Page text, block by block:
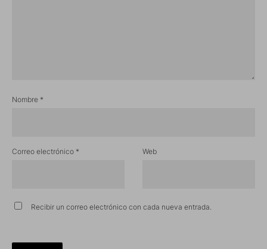
Nombre *
Correo electrónico * Web
Recibir un correo electrónico con cada nueva entrada.